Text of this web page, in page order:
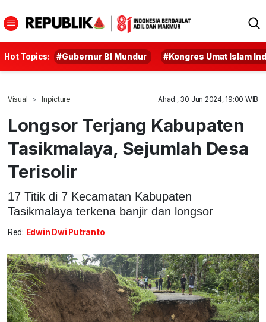
Hot Topics: #Gubernur BI Mundur #Kongres Umat Islam
Visual Inpicture Ahad , 30 Jun 2024, 19:00 WIB
Longsor Terjang Kabupaten
Tasikmalaya, Sejumlah Desa
Terisolir
17 Titik di 7 Kecamatan Kabupaten
Tasikmalaya terkena banjir dan longsor
Red: Edwin Dwi Putranto